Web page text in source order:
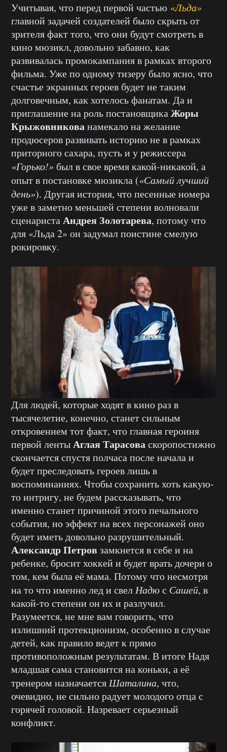
Учитывая, что перед первой частью «Льда»
главной задачей создателей было скрыть от
зрителя факт того, что они будут смотреть в
кино мюзикл, довольно забавно, как
развивалась промокампания в рамках второго
фильма. Уже по одному тизеру было ясно, что
счастье экранных героев будет не таким
долговечным, как хотелось фанатам. Да и
приглашение на роль постановщикаЖоры
Крыжовникованамекало на желание
продюсеров развивать историю не в рамках
приторного сахара, пусть и у режиссера
«Горько!» был в свое время какой-никакой, а
опыт в постановке мюзикла («Самый лучший
день»). Другая история, что песенные номера
уже в заметно меньшей степени волновали
сценаристаАндрея Золотарева, потому что
для «Льда 2» он задумал поистине смелую
рокировку.
Для людей, которые ходят в кино раз в
тысячелетие, конечно, станет сильным
откровением тот факт, что главная героиня
первой лентыАглая Тарасоваскоропостижно
скончается спустя полчаса после начала и
будет преследовать героев лишь в
воспоминаниях. Чтобы сохранить хоть какую-
то интригу, не будем рассказывать, что
именно станет причиной этого печального
события, но эффект на всех персонажей оно
будет иметь довольно разрушительный.
Александр Петровзамкнется в себе и на
ребенке, бросит хоккей и будет врать дочери о
том, кем была её мама. Потому что несмотря
на то что именно лед и свелНадюс Сашей, в
какой-то степени он их и разлучил.
Разумеется, не мне вам говорить, что
излишний протекционизм, особенно в случае
детей, как правило ведет к прямо
противоположным результатам. В итоге Надя
младшая сама становится на коньки, а её
тренером назначаетсяШаталина, что,
очевидно, не сильно радует молодого отца с
горячей головой. Назревает серьезный
конфликт.